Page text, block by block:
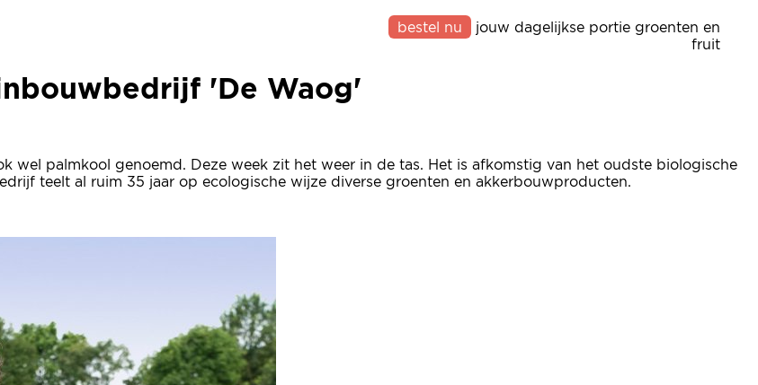
bestel nu
jouw dagelijkse portie groenten en
fruit
'De Waog'
'De Waog'
wel palmkool genoemd. Deze week zit het weer in de tas. Het is afkomstig van het oudste biologische
teelt al ruim 35 jaar op ecologische wijze diverse groenten en akkerbouwproducten.